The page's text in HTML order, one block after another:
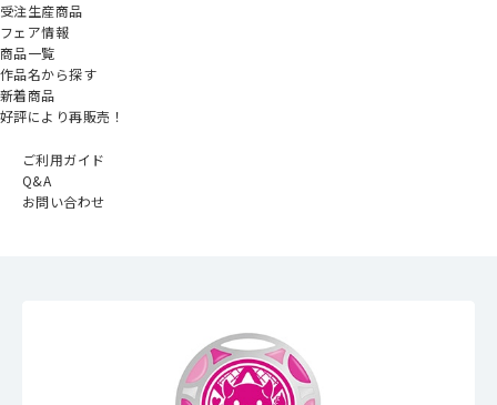
受注生産商品
フェア情報
商品一覧
作品名から探す
新着商品
好評により再販売！
ご利用ガイド
Q&A
お問い合わせ